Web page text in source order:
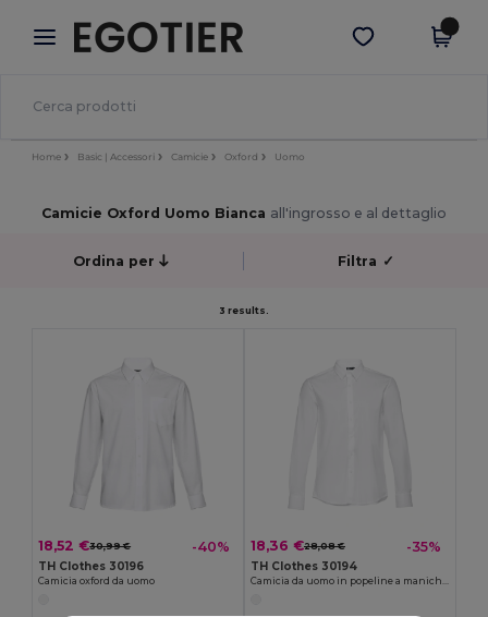
× App Egotier
Prezzi migliori sull'app!
Scarica app
Home Basic | Accessori Camicie Oxford Uomo
Camicie Oxford Uomo Bianca all'ingrosso e al dettaglio
Ordina per Filtra ✓
3 results.
18,52 €30,99 € -40%
TH Clothes 30196
Camicia oxford da uomo
18,36 €28,08 € -35%
TH Clothes 30194
Camicia da uomo in popeline a maniche lunghe. colore bianco